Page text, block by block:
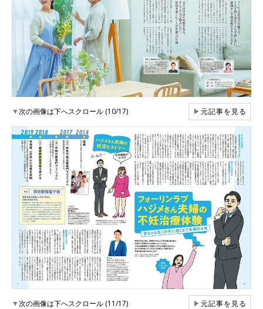
▼次の画像は下へスクロール (10/17) ▶元記事を見る
▼次の画像は下へスクロール (11/17) ▶元記事を見る